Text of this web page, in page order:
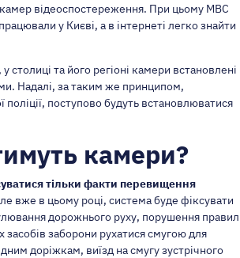
відеоспостереження. При цьому МВС
у Києві, а в інтернеті легко знайти
столиці та його регіоні камери встановлені
Надалі, за таким же принципом,
поступово будуть встановлюватися
камери?
тільки факти перевищення
вже в цьому році, система буде фіксувати
дорожнього руху, порушення правил
заборони рухатися смугою для
доріжкам, виїзд на смугу зустрічного